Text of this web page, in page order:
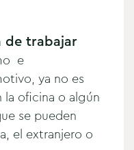
de trabajar
e
ya no es
la oficina o algún
se pueden
el extranjero o